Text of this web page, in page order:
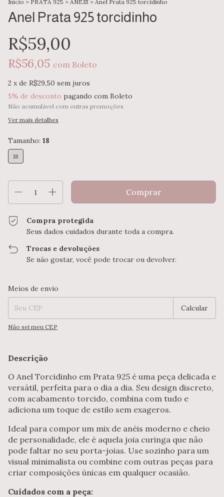
Início > PRATA 925 > ANEIS > Anel Prata 925 torcidinho
Anel Prata 925 torcidinho
R$59,00
R$56,05 com Boleto
2 x de R$29,50 sem juros
5% de desconto pagando com Boleto
Não acumulável com outras promoções
Ver mais detalhes
Tamanho: 18
18
Compra protegida
Seus dados cuidados durante toda a compra.
Trocas e devoluções
Se não gostar, você pode trocar ou devolver.
Entregas para o CEP:
Meios de envio
Calcular
Não sei meu CEP
Descrição
O Anel Torcidinho em Prata 925 é uma peça delicada e
versátil, perfeita para o dia a dia. Seu design discreto,
com acabamento torcido, combina com tudo e
adiciona um toque de estilo sem exageros.
Ideal para compor um mix de anéis moderno e cheio
de personalidade, ele é aquela joia curinga que não
pode faltar no seu porta-joias. Use sozinho para um
visual minimalista ou combine com outras peças para
criar composições únicas em qualquer ocasião.
Cuidados com a peça: